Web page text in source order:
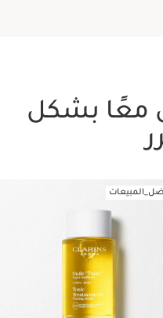
معًا بشكل